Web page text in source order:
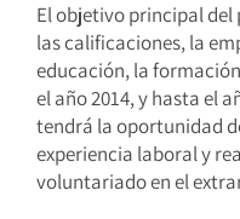
El objetivo principal
las calificaciones, la
educación, la
el año 2014, y hasta el
tendrá la oportunidad
experiencia laboral y
voluntariado en el